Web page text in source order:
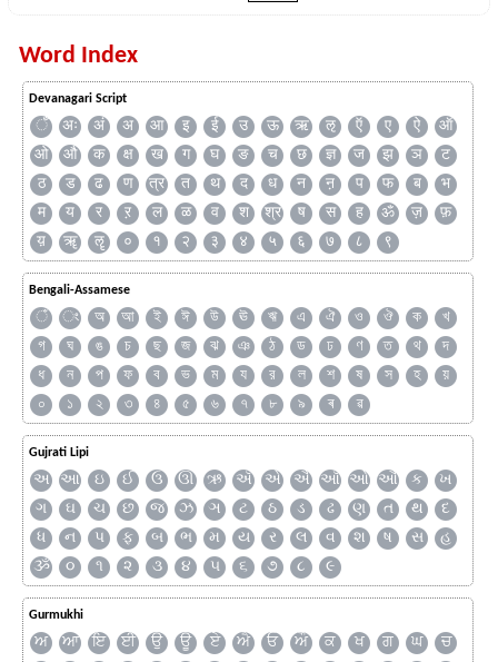
Word Index
Devanagari Script
ँ अः अं अ आ इ ई उ ऊ ऋ ऌ ऍ ए ऐ
ऑ
ओ
औ क क्ष ख ग घ ङ च छ ज्ञ ज झ ञ
ट
ठ
ड ढ ण त्र त थ द ध न ऩ प फ ब
भ
म
य र ऱ ल ळ व श श्र ष स ह ॐ ज़
फ़
य़
ॠ ॡ ० १ २ ३ ४ ५ ६ ७ ८ ९
Bengali-Assamese
ঁ ং অ আ ই ঈ উ ঊ ঋ এ ঐ ও ঔ ক
খ
গ
ঘ ঙ চ ছ জ ঝ ঞ ঠ ড ঢ ণ ত থ
দ
ধ
ন প ফ ব ভ ম য র ল শ ষ স হ
য়
০
১ ২ ৩ ৪ ৫ ৬ ৭ ৮ ৯ ৰ ৱ
Gujrati Lipi
અ આ ઇ ઈ ઉ ઊ ઋ ઍ એ ઐ ઑ ઓ ઔ ક
ખ
ગ
ઘ ચ છ જ ઝ ઞ ટ ઠ ડ ઢ ણ ત થ
દ
ધ
ન પ ફ બ ભ મ ય ર લ વ શ ષ સ
હ
ૐ
૦ ૧ ૨ ૩ ૪ ૫ ૬ ૭ ૮ ૯
Gurmukhi
ਅ ਆ ਇ ਈ ਉ ਊ ਏ ਐ ਓ ਔ ਕ ਖ ਗ ਘ
ਚ